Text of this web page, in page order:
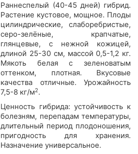
Раннеспелый (40-45 дней) гибрид.
Растение кустовое, мощное. Плоды
цилиндрические, слаборебристые,
серо-зелёные, крапчатые,
глянцевые, с нежной кожицей,
длиной 25-30 см, массой 0,5-1,2 кг.
Мякоть белая с зеленоватым
оттенком, плотная. Вкусовые
качества отличные. Урожайность
7,5-8 кг/м2.
Ценность гибрида: устойчивость к
болезням, перепадам температуры,
длительный период плодоношения,
пригодность для хранения.
Назначение универсальное.